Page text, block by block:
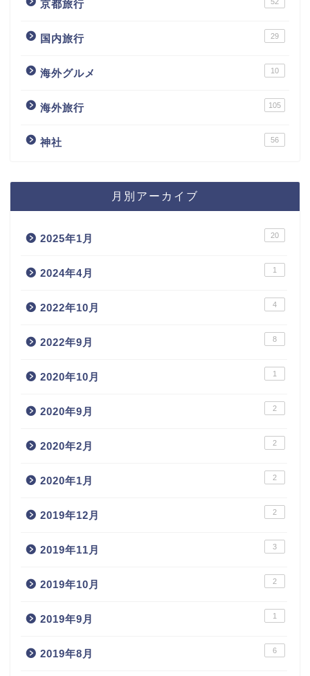
京都旅行
国内旅行 29
海外グルメ 10
海外旅行 105
神社 56
月別アーカイブ
2025年1月 20
2024年4月 1
2022年10月 4
2022年9月 8
2020年10月 1
2020年9月 2
2020年2月 2
2020年1月 2
2019年12月 2
2019年11月 3
2019年10月 2
2019年9月 1
2019年8月 6